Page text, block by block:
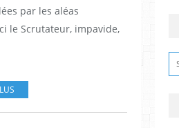
par les aléas
le Scrutateur, impavide,